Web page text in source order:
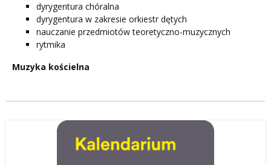
dyrygentura chóralna
dyrygentura w zakresie orkiestr dętych
nauczanie przedmiotów teoretyczno-muzycznych
rytmika
Muzyka kościelna